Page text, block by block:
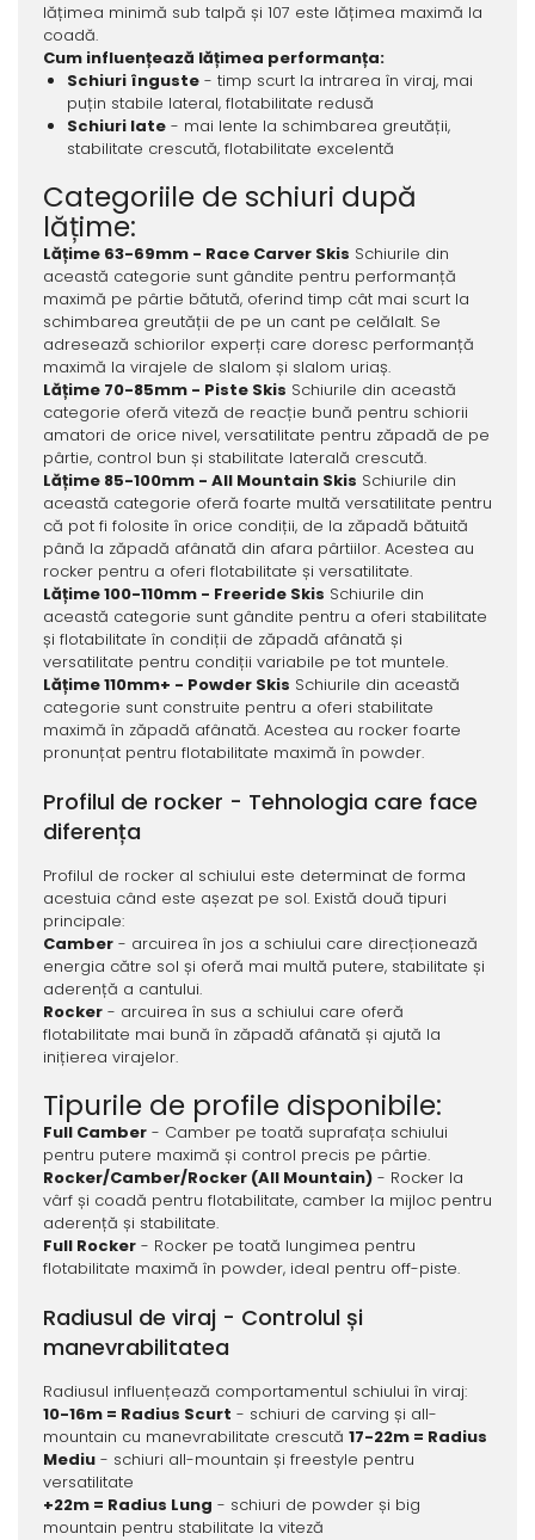
lățimea minimă sub talpă și 107 este lățimea maximă la
coadă.
Cum influențează lățimea performanța:
Schiuri înguste- timp scurt la intrarea în viraj, mai
puțin stabile lateral, flotabilitate redusă
Schiuri late- mai lente la schimbarea greutății,
stabilitate crescută, flotabilitate excelentă
Categoriile de schiuri după
lățime:
Lățime 63-69mm - Race Carver Skis Schiurile din
această categorie sunt gândite pentru performanță
maximă pe pârtie bătută, oferind timp cât mai scurt la
schimbarea greutății de pe un cant pe celălalt. Se
adresează schiorilor experți care doresc performanță
maximă la virajele de slalom și slalom uriaș.
Lățime 70-85mm - Piste Skis Schiurile din această
categorie oferă viteză de reacție bună pentru schiorii
amatori de orice nivel, versatilitate pentru zăpadă de pe
pârtie, control bun și stabilitate laterală crescută.
Lățime 85-100mm - All Mountain Skis Schiurile din
această categorie oferă foarte multă versatilitate pentru
că pot fi folosite în orice condiții, de la zăpadă bătuită
până la zăpadă afânată din afara pârtiilor. Acestea au
rocker pentru a oferi flotabilitate și versatilitate.
Lățime 100-110mm - Freeride Skis Schiurile din
această categorie sunt gândite pentru a oferi stabilitate
și flotabilitate în condiții de zăpadă afânată și
versatilitate pentru condiții variabile pe tot muntele.
Lățime 110mm+ - Powder Skis Schiurile din această
categorie sunt construite pentru a oferi stabilitate
maximă în zăpadă afânată. Acestea au rocker foarte
pronunțat pentru flotabilitate maximă în powder.
Profilul de rocker - Tehnologia care face
diferența
Profilul de rocker al schiului este determinat de forma
acestuia când este așezat pe sol. Există două tipuri
principale:
Camber- arcuirea în jos a schiului care direcționează
energia către sol și oferă mai multă putere, stabilitate și
aderență a cantului.
Rocker- arcuirea în sus a schiului care oferă
flotabilitate mai bună în zăpadă afânată și ajută la
inițierea virajelor.
Tipurile de profile disponibile:
Full Camber- Camber pe toată suprafața schiului
pentru putere maximă și control precis pe pârtie.
Rocker/Camber/Rocker (All Mountain)- Rocker la
vârf și coadă pentru flotabilitate, camber la mijloc pentru
aderență și stabilitate.
Full Rocker- Rocker pe toată lungimea pentru
flotabilitate maximă în powder, ideal pentru off-piste.
Radiusul de viraj - Controlul și
manevrabilitatea
Radiusul influențează comportamentul schiului în viraj:
10-16m = Radius Scurt - schiuri de carving și all-
mountain cu manevrabilitate crescută 17-22m = Radius
Mediu- schiuri all-mountain și freestyle pentru
versatilitate
+22m = Radius Lung - schiuri de powder și big
mountain pentru stabilitate la viteză